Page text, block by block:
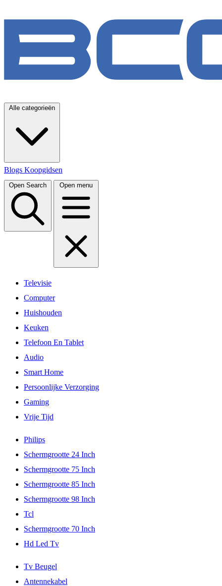
Alle categorieën
Blogs Koopgidsen
Open Search Open menu
Televisie
Computer
Huishouden
Keuken
Telefoon En Tablet
Audio
Smart Home
Persoonlijke Verzorging
Gaming
Vrije Tijd
Philips
Schermgrootte 24 Inch
Schermgrootte 75 Inch
Schermgrootte 85 Inch
Schermgrootte 98 Inch
Tcl
Schermgrootte 70 Inch
Hd Led Tv
Tv Beugel
Antennekabel